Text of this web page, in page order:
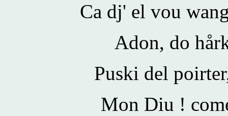
Ca dj' el vou
Adon, do
Puski del
Mon Diu !